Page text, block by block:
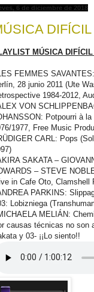
6 de diciembre de 2018
MÚSICA
FEMMES
28 junio 2011 (Ute
1984-2012,
VON
Potpourri à
1977, Free Music
CARL: Pops
SAKATA –
– STEVE
in Cafe Oto, Clamshell
PARKINS:
Lobizniega
MELIÁN:
causas técnicas no son
y 03- ¡¡Lo siento!!